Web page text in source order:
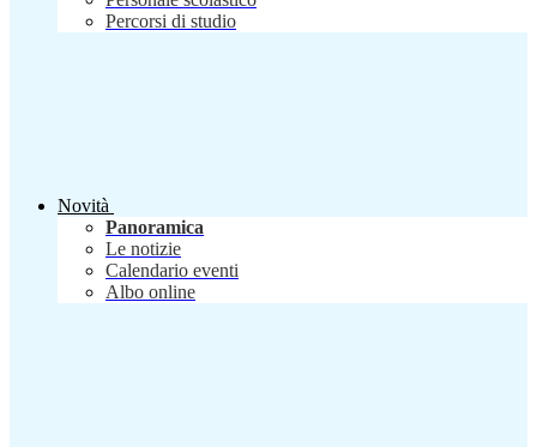
Percorsi di studio
Novità
Panoramica
Le notizie
Calendario eventi
Albo online